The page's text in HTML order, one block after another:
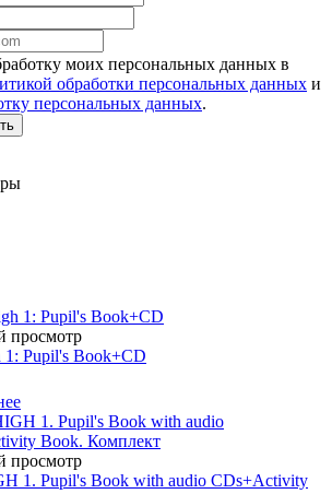
моих персональных данных в
обработки персональных данных и
персональных данных.
просмотр
Pupil's Book+CD
просмотр
1. Pupil's Book with audio CDs+Activity